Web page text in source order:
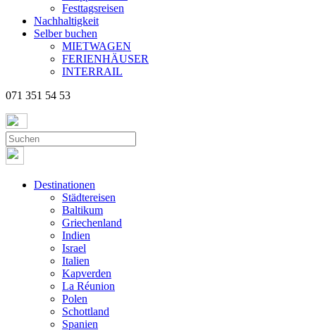
Festtagsreisen
Nachhaltigkeit
Selber buchen
MIETWAGEN
FERIENHÄUSER
INTERRAIL
071 351 54 53
Destinationen
Städtereisen
Baltikum
Griechenland
Indien
Israel
Italien
Kapverden
La Réunion
Polen
Schottland
Spanien